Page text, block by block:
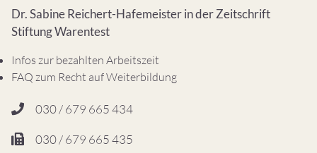
Dr. Sabine Reichert-Hafemeister in der Zeitschrift
Stiftung Warentest
Infos zur bezahlten Arbeitszeit
FAQ zum Recht auf Weiterbildung
030 / 679 665 434
030 / 679 665 435